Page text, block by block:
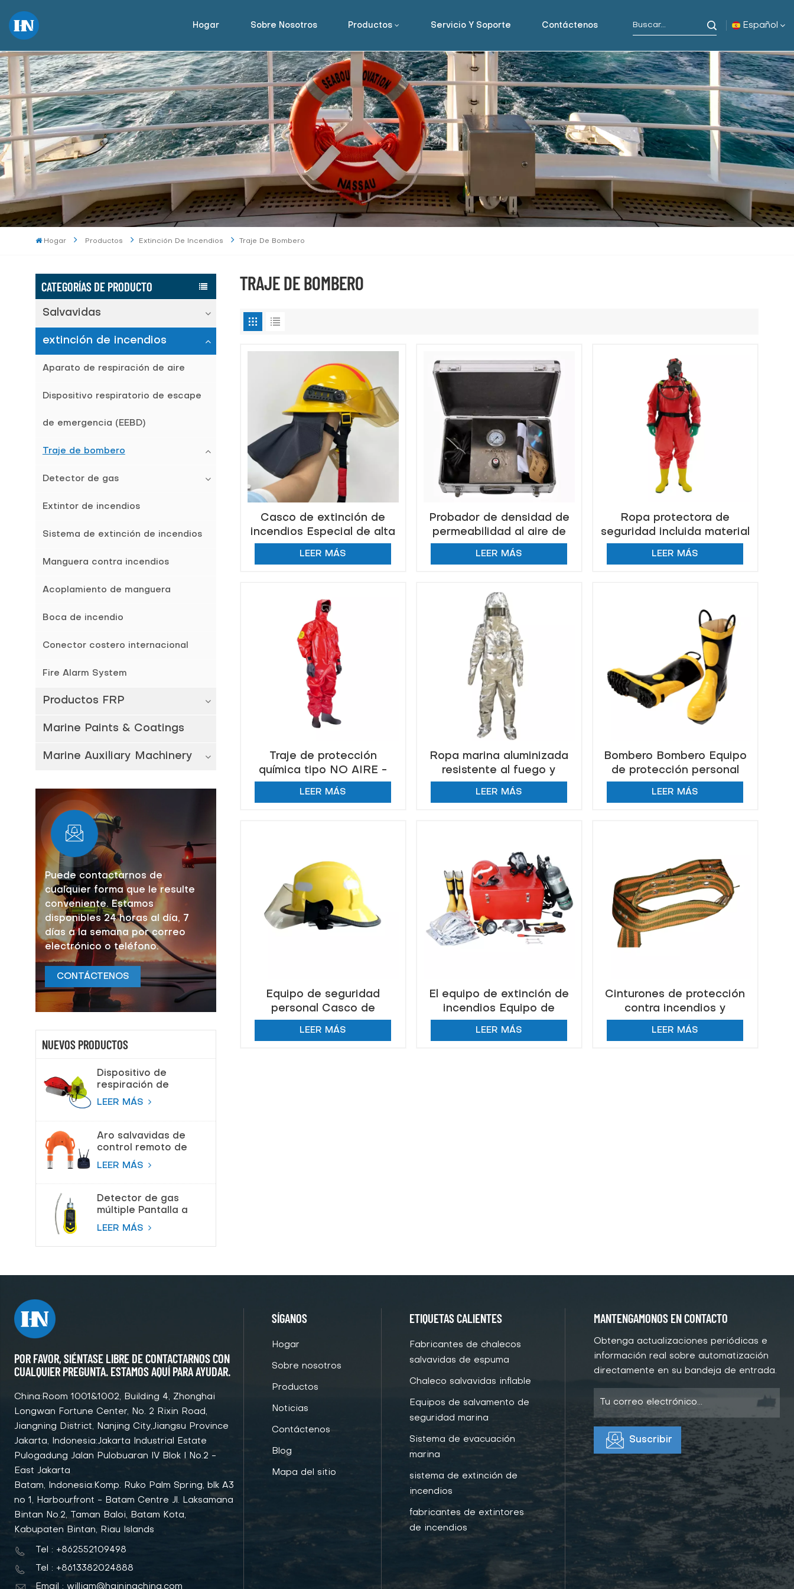
Hogar Sobre Nosotros Productos Servicio Y Soporte Contáctenos Español
English
русский
español
Indonesia
العربية
Hogar Productos Extinción De Incendios Traje De Bombero
CATEGORÍAS DE PRODUCTO
Salvavidas
extinción de incendios
Aparato de respiración de aire
Dispositivo respiratorio de escape
de emergencia (EEBD)
Traje de bombero
Detector de gas
Extintor de incendios
Sistema de extinción de incendios
Manguera contra incendios
Acoplamiento de manguera
Boca de incendio
Conector costero internacional
Fire Alarm System
Productos FRP
Marine Paints & Coatings
Marine Auxiliary Machinery
Puede contactarnos de
cualquier forma que le resulte
conveniente. Estamos
disponibles 24 horas al día, 7
días a la semana por correo
electrónico o teléfono.
CONTÁCTENOS
NUEVOS PRODUCTOS
Dispositivo de
respiración de
escape de
Aparato de
respiración de aire
LEER MÁS
Aro salvavidas de
control remoto de
salvamento de
LEER MÁS
Detector de gas
múltiple Pantalla a
color Bomba
succión
LEER MÁS
TRAJE DE BOMBERO
Casco de extinción de
incendios Especial de alta
calidad 250 ℃ 1000 ℃
LEER MÁS
Probador de densidad de
permeabilidad al aire de
ropa de protección química
LEER MÁS
Ropa protectora de
seguridad incluida material
químico resistente de los
LEER MÁS
Traje de protección
química tipo NO AIRE -
Estanqueidad
LEER MÁS
Ropa marina aluminizada
resistente al fuego y
aislante térmico
LEER MÁS
Bombero Bombero Equipo
de protección personal
Botas de seguridad de
LEER MÁS
Equipo de seguridad
personal Casco de
bombero Casco anti fuego
LEER MÁS
El equipo de extinción de
incendios Equipo de
bombero
LEER MÁS
Cinturones de protección
contra incendios y
extinción de incendios
LEER MÁS
POR FAVOR, SIÉNTASE LIBRE DE CONTACTARNOS CON
CUALQUIER PREGUNTA. ESTAMOS AQUÍ PARA AYUDAR.
China:Room 1001&1002, Building 4, Zhonghai
Longwan Fortune Center, No. 2 Rixin Road,
Jiangning District, Nanjing City,Jiangsu Province
Jakarta, Indonesia:Jakarta Industrial Estate
Pulogadung Jalan Pulobuaran IV Blok I No.2 -
East Jakarta
Batam, Indonesia:Komp. Ruko Palm Spring, blk A3
no 1, Harbourfront - Batam Centre Jl. Laksamana
Bintan No.2, Taman Baloi, Batam Kota,
Kabupaten Bintan, Riau Islands
Tel : +862552109498
Tel : +8613382024888
Email : william@hainingchina.com
SÍGANOS
Hogar
Sobre nosotros
Productos
Noticias
Contáctenos
Blog
Mapa del sitio
ETIQUETAS CALIENTES
Fabricantes de chalecos
salvavidas de espuma
Chaleco salvavidas inflable
Equipos de salvamento de
seguridad marina
Sistema de evacuación
marina
sistema de extinción de
incendios
fabricantes de extintores
de incendios
MANTENGAMONOS EN CONTACTO
Obtenga actualizaciones periódicas e
información real sobre automatización
directamente en su bandeja de entrada.